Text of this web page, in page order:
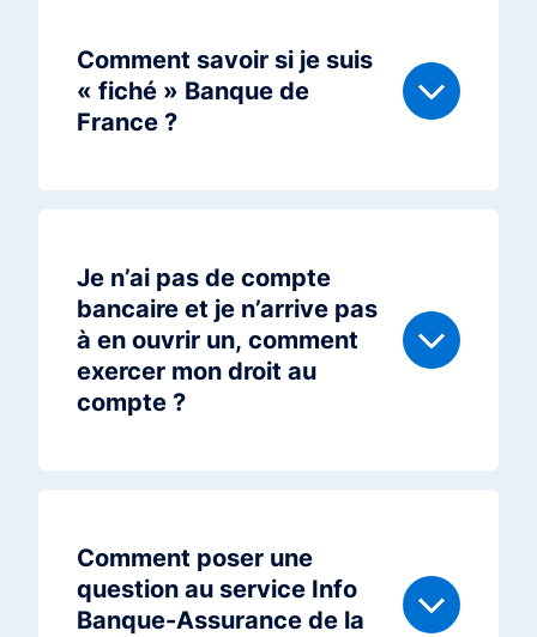
Comment savoir si je suis
« fiché » Banque de
France ?
Je n’ai pas de compte
bancaire et je n’arrive pas
à en ouvrir un, comment
exercer mon droit au
compte ?
Comment poser une
question au service Info
Banque-Assurance de la